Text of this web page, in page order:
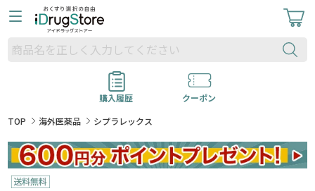
購入履歴
クーポン
TOP
海外医薬品 シプラレックス